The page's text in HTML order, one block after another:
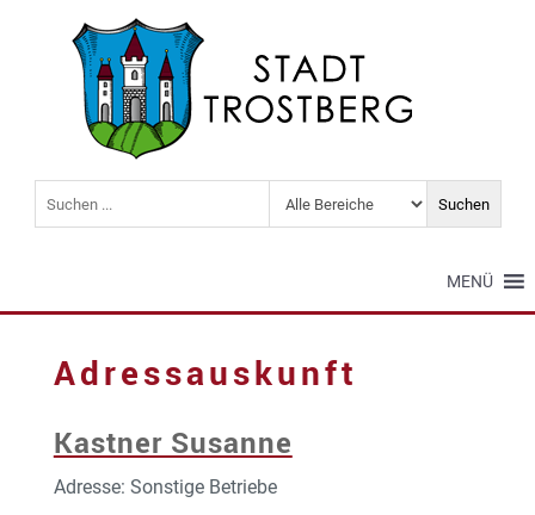
MENÜ
Adressauskunft
Kastner Susanne
Adresse: Sonstige Betriebe